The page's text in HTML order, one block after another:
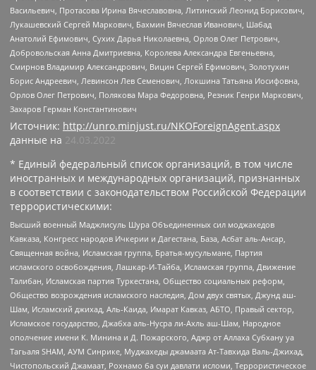
Васильевич, Протасова Ирина Вячеславовна, Литинский Леонид Борисович,
Лукашевский Сергей Маркович, Бахмин Вячеслав Иванович, Шабад
Анатолий Ефимович, Сухих Дарья Николаевна, Орлов Олег Петрович,
Добровольская Анна Дмитриевна, Королева Александра Евгеньевна,
Смирнов Владимир Александрович, Вицин Сергей Ефимович, Золотухин
Борис Андреевич, Левинсон Лев Семенович, Локшина Татьяна Иосифовна,
Орлов Олег Петрович, Полякова Мара Федоровна, Резник Генри Маркович,
Захаров Герман Константинович
Источник: http://unro.minjust.ru/NKOForeignAgent.aspx
данные на 24.03.2022
* Единый федеральный список организаций, в том числе
иностранных и международных организаций, признанных
в соответствии с законодательством Российской Федерации
террористическими:
Высший военный Маджлисуль Шура Объединенных сил моджахедов
Кавказа, Конгресс народов Ичкерии и Дагестана, База, Асбат аль-Ансар,
Священная война, Исламская группа, Братья-мусульмане, Партия
исламского освобождения, Лашкар-И-Тайба, Исламская группа, Движение
Талибан, Исламская партия Туркестана, Общество социальных реформ,
Общество возрождения исламского наследия, Дом двух святых, Джунд аш-
Шам, Исламский джихад, Аль-Каида, Имарат Кавказ, АБТО, Правый сектор,
Исламское государство, Джабха аль-Нусра ли-Ахль аш-Шам, Народное
ополчение имени К. Минина и Д. Пожарского, Аджр от Аллаха Субхану уа
Тагьаля SHAM, АУМ Синрике, Муджахеды джамаата Ат-Тавхида Валь-Джихад,
Чистопольский Джамаат, Рохнамо ба суи давлати исломи, Террористическое